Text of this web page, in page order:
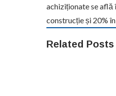
achiziționate se află
construcție și 20%
Related Posts